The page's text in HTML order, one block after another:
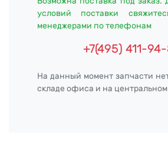
условий поставки
менеджерами по телефонам
+7(495) 411-
На данный момент запчасти
складе офиса и на центральном